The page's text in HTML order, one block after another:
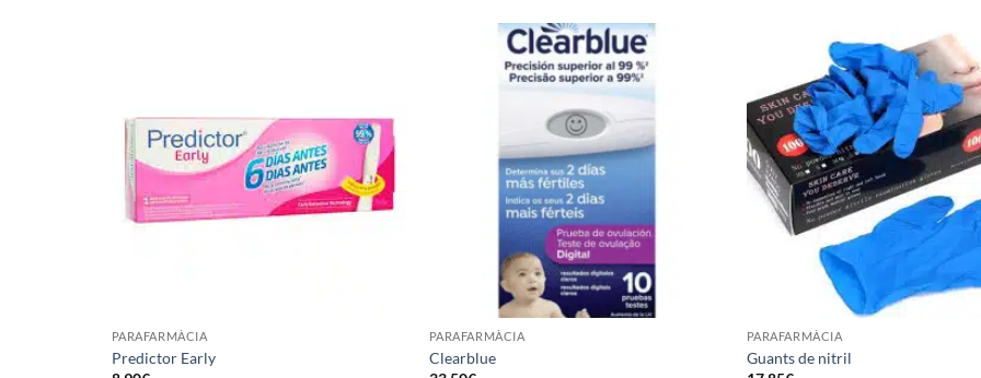
deseos
PARAFARMÀCIA
Predictor Early
PARAFARMÀCIA
Clearblue
PARAFARMÀCIA
Guants de nitril